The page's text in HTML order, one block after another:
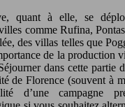
quant à elle, se
comme Rufina,
des villas telles que
de la production
dans cette partie
de Florence (souvent à
d’une campagne